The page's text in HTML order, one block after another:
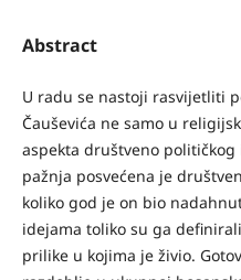
Abstract
U radu se nastoji rasvijetliti
Čauševića ne samo u
aspekta društveno
pažnja posvećena je
koliko god je on bio
idejama toliko su ga
prilike u kojima je živio.